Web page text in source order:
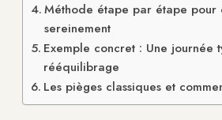
Méthode étape par étape pour
sereinement
Exemple concret : Une journée
rééquilibrage
Les pièges classiques et